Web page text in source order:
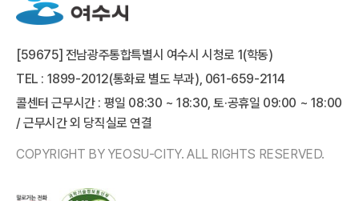
[59675] 전남광주통합특별시 여수시 시청로 1(학동)
TEL : 1899-2012(통화료 별도 부과), 061-659-2114
콜센터 근무시간 : 평일 08:30 ~ 18:30, 토·공휴일 09:00 ~ 18:00
/ 근무시간 외 당직실로 연결
COPYRIGHT BY YEOSU-CITY. ALL RIGHTS RESERVED.